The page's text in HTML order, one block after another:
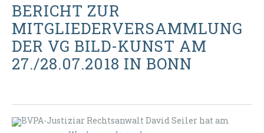
BERICHT ZUR
MITGLIEDERVERSAMMLUNG
DER VG BILD-KUNST AM
27./28.07.2018 IN BONN
BVPA-Justiziar Rechtsanwalt David Seiler hat am